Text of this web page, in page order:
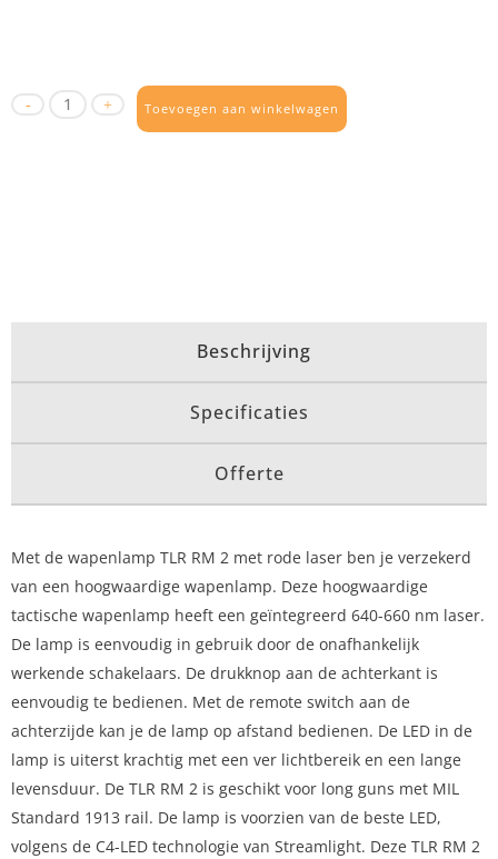
Toevoegen aan winkelwagen
Beschrijving
Specificaties
Offerte
Met de wapenlamp TLR RM 2 met rode laser ben je verzekerd
van een hoogwaardige wapenlamp. Deze hoogwaardige
tactische wapenlamp heeft een geïntegreerd 640-660 nm laser.
De lamp is eenvoudig in gebruik door de onafhankelijk
werkende schakelaars. De drukknop aan de achterkant is
eenvoudig te bedienen. Met de remote switch aan de
achterzijde kan je de lamp op afstand bedienen. De LED in de
lamp is uiterst krachtig met een ver lichtbereik en een lange
levensduur. De TLR RM 2 is geschikt voor long guns met MIL
Standard 1913 rail. De lamp is voorzien van de beste LED,
volgens de C4-LED technologie van Streamlight. Deze TLR RM 2